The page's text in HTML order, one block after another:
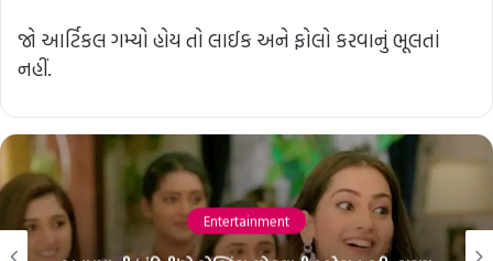
જો આર્ટિકલ ગમ્યો હોય તો લાઈક અને ફોલો કરવાનું ભૂલતાં
નહીં.
Entertainment